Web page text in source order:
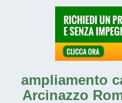
ampliamento
Arcinazzo